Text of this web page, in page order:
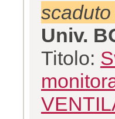
Univ.
Titolo: